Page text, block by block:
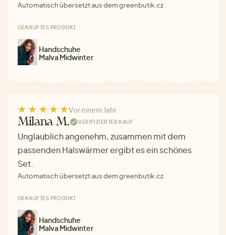
Automatisch übersetzt aus dem greenbutik.cz
GEKAUFTES PRODUKT
Handschuhe
Malva Midwinter
Vor einem Jahr
Milana M. VERIFIZIERTER KAUF
Unglaublich angenehm, zusammen mit dem
passenden Halswärmer ergibt es ein schönes
Set.
Automatisch übersetzt aus dem greenbutik.cz
GEKAUFTES PRODUKT
Handschuhe
Malva Midwinter